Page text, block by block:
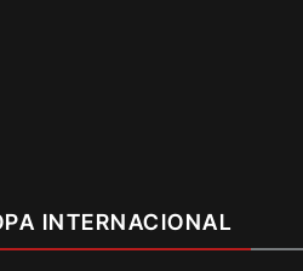
INTERNACIONAL